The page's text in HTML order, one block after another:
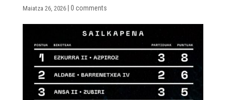
Maiatza 26, 2026| 0 comments